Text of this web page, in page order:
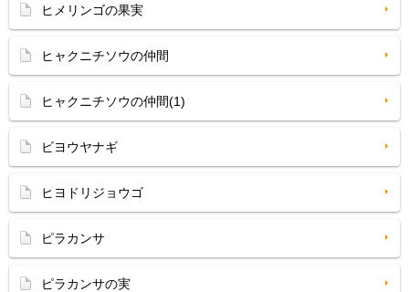
ヒメリンゴの果実
ヒャクニチソウの仲間
ヒャクニチソウの仲間(1)
ビヨウヤナギ
ヒヨドリジョウゴ
ピラカンサ
ピラカンサの実